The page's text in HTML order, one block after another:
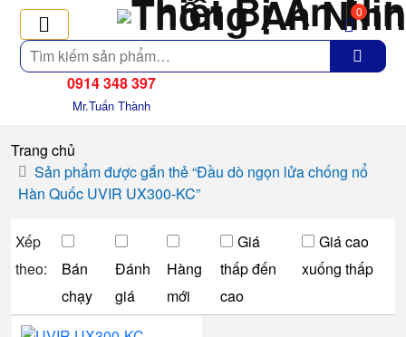
Tìm
kiếm
0
0914 348 397
Mr.Tuấn Thành
Trang chủ
Sản phẩm được gắn thẻ “Đầu dò ngọn lửa chống nổ
Hàn Quốc UVIR UX300-KC”
Xếp
theo:
Bán
chạy
Đánh
giá
Hàng
mới
Giá
thấp đến
cao
Giá cao
xuống thấp